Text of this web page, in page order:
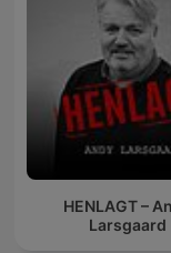
HENLAGT –
Larsgaard